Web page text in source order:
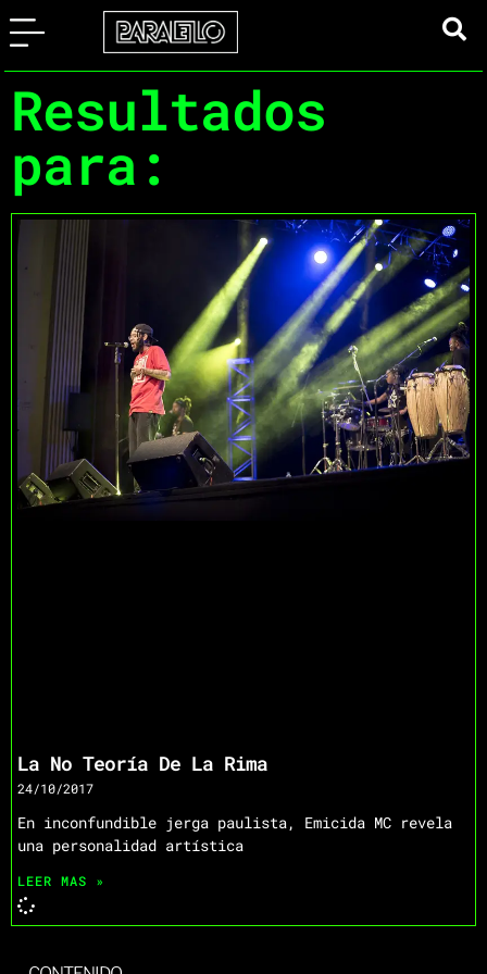
Resultados
para:
La No Teoría De La Rima
24/10/2017
En inconfundible jerga paulista, Emicida MC revela
una personalidad artística
LEER MAS »